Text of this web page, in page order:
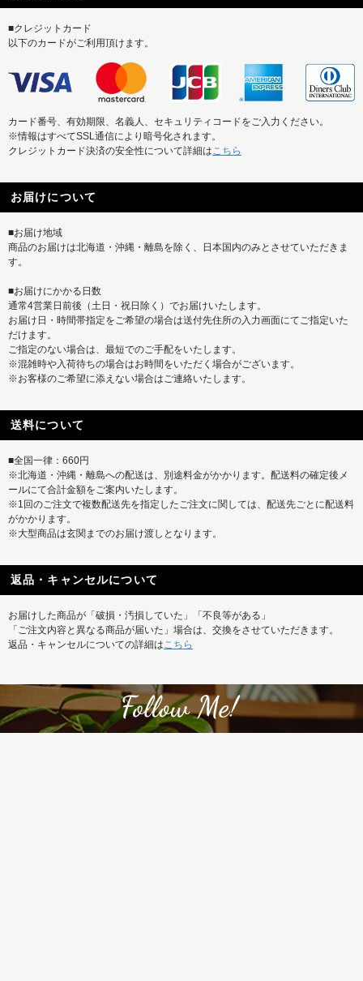
■クレジットカード
以下のカードがご利用頂けます。
カード番号、有効期限、名義人、セキュリティコードをご入力ください。
※情報はすべてSSL通信により暗号化されます。
クレジットカード決済の安全性について詳細はこちら
お届けについて
■お届け地域
商品のお届けは北海道・沖縄・離島を除く、日本国内のみとさせていただきま
す。
■お届けにかかる日数
通常4営業日前後（土日・祝日除く）でお届けいたします。
お届け日・時間帯指定をご希望の場合は送付先住所の入力画面にてご指定いた
だけます。
ご指定のない場合は、最短でのご手配をいたします。
※混雑時や入荷待ちの場合はお時間をいただく場合がございます。
※お客様のご希望に添えない場合はご連絡いたします。
送料について
■全国一律：660円
※北海道・沖縄・離島への配送は、別途料金がかかります。配送料の確定後メ
ールにて合計金額をご案内いたします。
※1回のご注文で複数配送先を指定したご注文に関しては、配送先ごとに配送料
がかかります。
※大型商品は玄関までのお届け渡しとなります。
返品・キャンセルについて
お届けした商品が「破損・汚損していた」「不良等がある」
「ご注文内容と異なる商品が届いた」場合は、交換をさせていただきます。
返品・キャンセルについての詳細はこちら